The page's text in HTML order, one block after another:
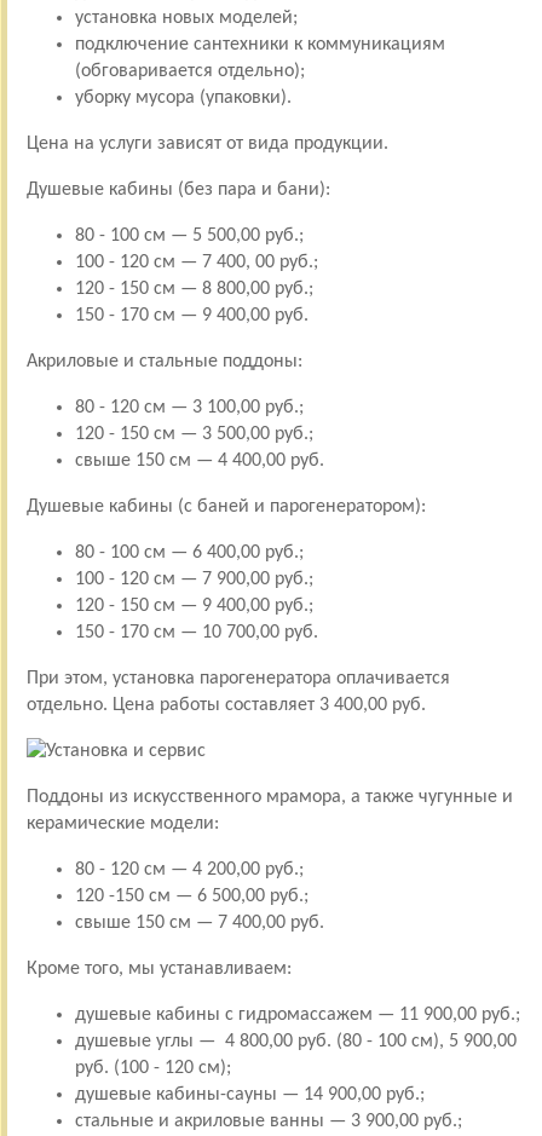
установка новых моделей;
подключение сантехники к коммуникациям
(обговаривается отдельно);
уборку мусора (упаковки).
Цена на услуги зависят от вида продукции.
Душевые кабины (без пара и бани):
80 - 100 см — 5 500,00 руб.;
100 - 120 см — 7 400, 00 руб.;
120 - 150 см — 8 800,00 руб.;
150 - 170 см — 9 400,00 руб.
Акриловые и стальные поддоны:
80 - 120 см — 3 100,00 руб.;
120 - 150 см — 3 500,00 руб.;
свыше 150 см — 4 400,00 руб.
Душевые кабины (с баней и парогенератором):
80 - 100 см — 6 400,00 руб.;
100 - 120 см — 7 900,00 руб.;
120 - 150 см — 9 400,00 руб.;
150 - 170 см — 10 700,00 руб.
При этом, установка парогенератора оплачивается
отдельно. Цена работы составляет 3 400,00 руб.
Поддоны из искусственного мрамора, а также чугунные и
керамические модели:
80 - 120 см — 4 200,00 руб.;
120 -150 см — 6 500,00 руб.;
свыше 150 см — 7 400,00 руб.
Кроме того, мы устанавливаем:
душевые кабины с гидромассажем — 11 900,00 руб.;
душевые углы — 4 800,00 руб. (80 - 100 см), 5 900,00
руб. (100 - 120 см);
душевые кабины-сауны — 14 900,00 руб.;
стальные и акриловые ванны — 3 900,00 руб.;